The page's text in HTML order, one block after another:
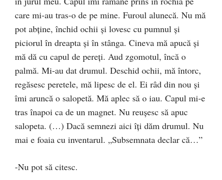
care mi-au tras-o de pe mine. Furoul alunecă. Nu mă
pot abține, închid ochii și lovesc cu pumnul și
piciorul în dreapta și în stânga. Cineva mă apucă și
mă dă cu capul de pereți. Aud zgomotul, încă o
palmă. Mi-au dat drumul. Deschid ochii, mă întorc,
regăsesc peretele, mă lipesc de el. Ei râd din nou și
îmi aruncă o salopetă. Mă aplec să o iau. Capul mi-e
tras înapoi ca de un magnet. Nu reușesc să apuc
salopeta. (…) Dacă semnezi aici îți dăm drumul. Nu
mai e foaia cu inventarul. „Subsemnata declar că…”
-Nu pot să citesc.